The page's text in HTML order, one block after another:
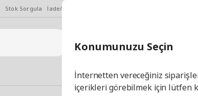
Stok Sorgula İade/Değişim Talebi
İl Seçiniz İl
Hej! Üye
Konumunuzu Seçin
İnternetten vereceğiniz
içerikleri görebilmek için lütfen